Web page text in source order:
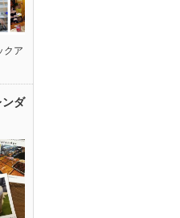
クア
ンダ